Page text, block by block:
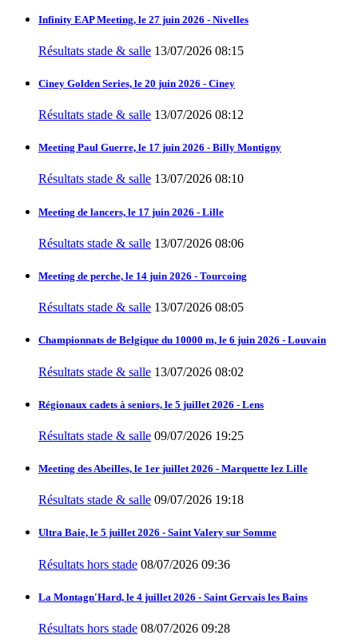
Infinity EAP Meeting, le 27 juin 2026 - Nivelles
Résultats stade & salle 13/07/2026 08:15
Ciney Golden Series, le 20 juin 2026 - Ciney
Résultats stade & salle 13/07/2026 08:12
Meeting Paul Guerre, le 17 juin 2026 - Billy Montigny
Résultats stade & salle 13/07/2026 08:10
Meeting de lancers, le 17 juin 2026 - Lille
Résultats stade & salle 13/07/2026 08:06
Meeting de perche, le 14 juin 2026 - Tourcoing
Résultats stade & salle 13/07/2026 08:05
Championnats de Belgique du 10000 m, le 6 juin 2026 - Louvain
Résultats stade & salle 13/07/2026 08:02
Régionaux cadets à seniors, le 5 juillet 2026 - Lens
Résultats stade & salle 09/07/2026 19:25
Meeting des Abeilles, le 1er juillet 2026 - Marquette lez Lille
Résultats stade & salle 09/07/2026 19:18
Ultra Baie, le 5 juillet 2026 - Saint Valery sur Somme
Résultats hors stade 08/07/2026 09:36
La Montagn'Hard, le 4 juillet 2026 - Saint Gervais les Bains
Résultats hors stade 08/07/2026 09:28